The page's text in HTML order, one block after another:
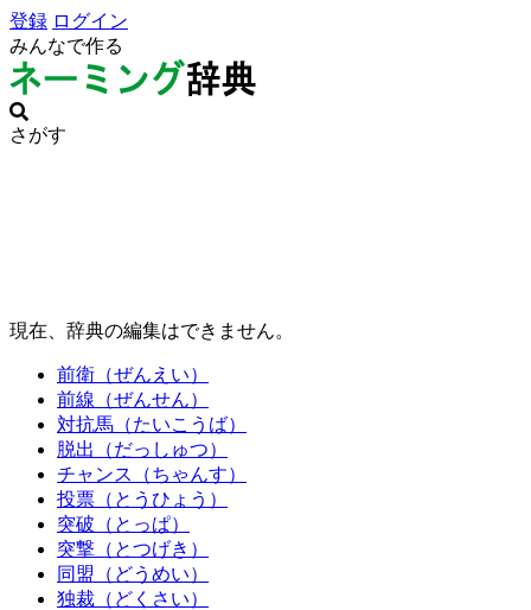
登録 ログイン
みんなで作る
さがす
現在、辞典の編集はできません。
前衛（ぜんえい）
前線（ぜんせん）
対抗馬（たいこうば）
脱出（だっしゅつ）
チャンス（ちゃんす）
投票（とうひょう）
突破（とっぱ）
突撃（とつげき）
同盟（どうめい）
独裁（どくさい）